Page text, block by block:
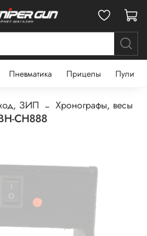
Пневматика Прицелы Пули
ЗИП Хронографы, весы
CH888